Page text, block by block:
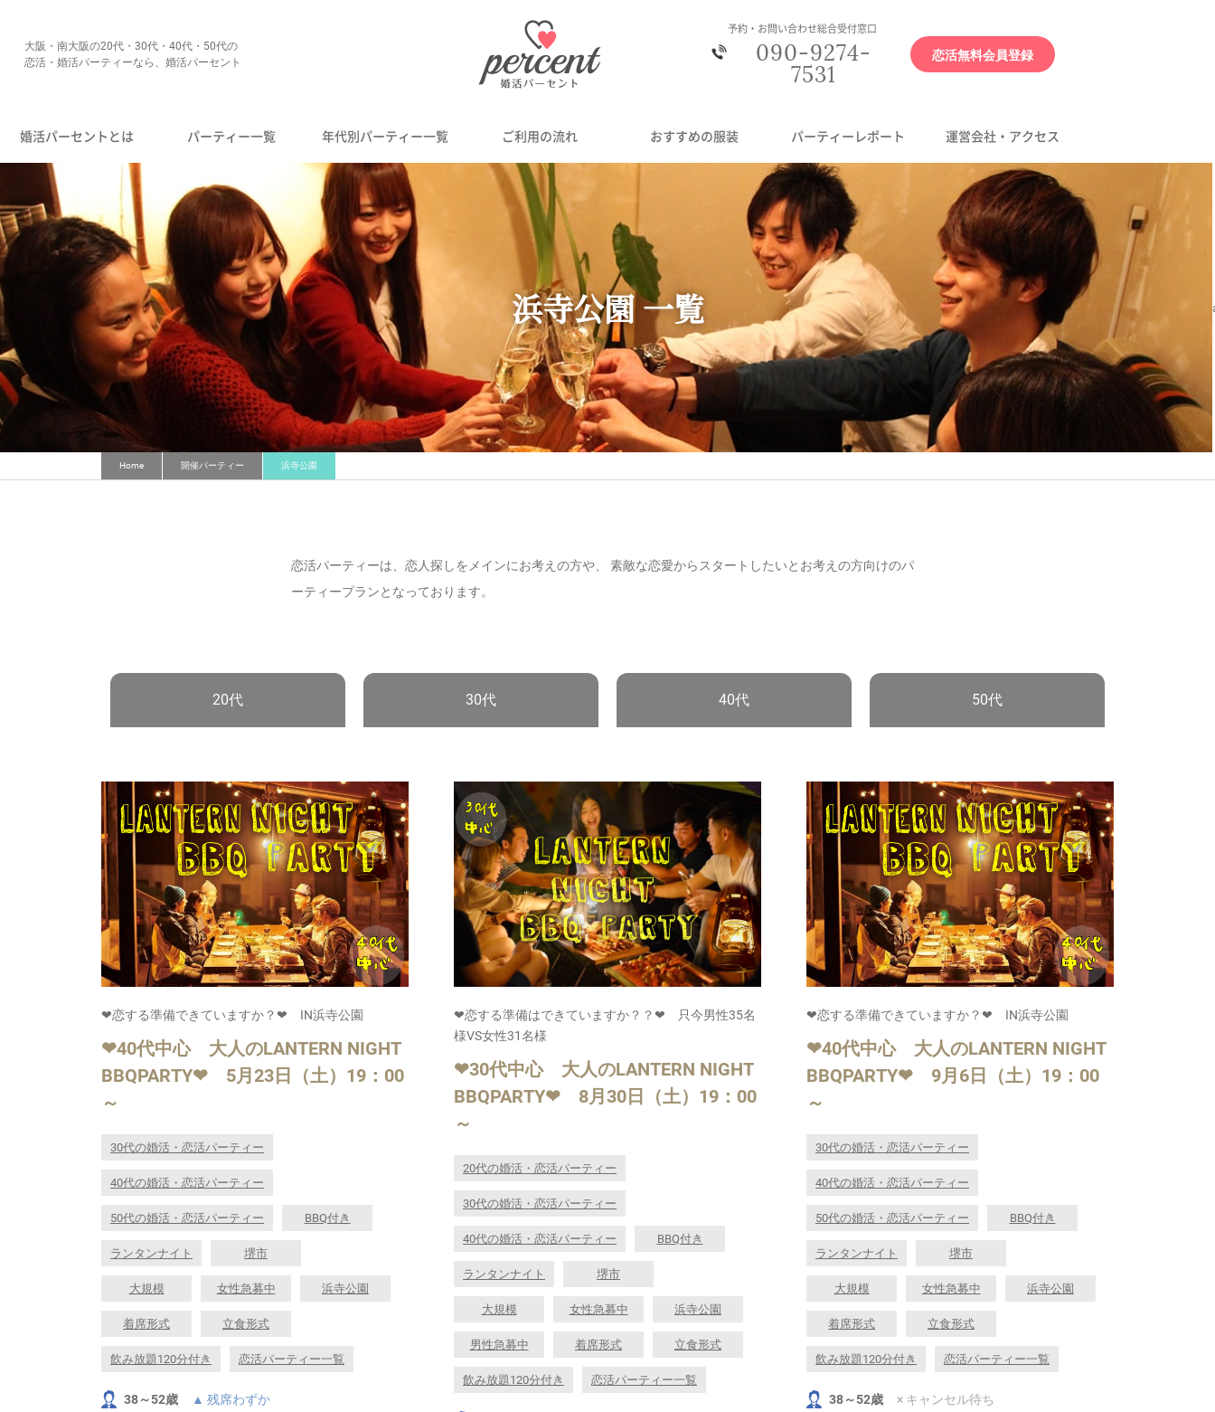
大阪・南大阪の20代・30代・40代・50代の
恋活・婚活パーティーなら、婚活パーセント
予約・お問い合わせ総合受付窓口
090-9274-
7531
恋活無料会員登録
婚活パーセントとは パーティー一覧 年代別パーティー一覧 ご利用の流れ おすすめの服装 パーティーレポート 運営会社・アクセス
浜寺公園 一覧
Home 開催パーティー 浜寺公園
恋活パーティーは、恋人探しをメインにお考えの方や、 素敵な恋愛からスタートしたいとお考えの方向けのパ
ーティープランとなっております。
20代 30代 40代 50代
❤恋する準備できていますか？❤ IN浜寺公園
❤40代中心 大人のLANTERN NIGHT
BBQPARTY❤ 5月23日（土）19：00
～
30代の婚活・恋活パーティー
40代の婚活・恋活パーティー
50代の婚活・恋活パーティー BBQ付き
ランタンナイト 堺市
大規模 女性急募中 浜寺公園
着席形式 立食形式
飲み放題120分付き 恋活パーティー一覧
38～52歳
▲ 残席わずか
❤恋する準備はできていますか？？❤ 只今男性35名
様VS女性31名様
❤30代中心 大人のLANTERN NIGHT
BBQPARTY❤ 8月30日（土）19：00
～
20代の婚活・恋活パーティー
30代の婚活・恋活パーティー
40代の婚活・恋活パーティー BBQ付き
ランタンナイト 堺市
大規模 女性急募中 浜寺公園
男性急募中 着席形式 立食形式
飲み放題120分付き 恋活パーティー一覧
❤恋する準備できていますか？❤ IN浜寺公園
❤40代中心 大人のLANTERN NIGHT
BBQPARTY❤ 9月6日（土）19：00
～
30代の婚活・恋活パーティー
40代の婚活・恋活パーティー
50代の婚活・恋活パーティー BBQ付き
ランタンナイト 堺市
大規模 女性急募中 浜寺公園
着席形式 立食形式
飲み放題120分付き 恋活パーティー一覧
38～52歳
× キャンセル待ち